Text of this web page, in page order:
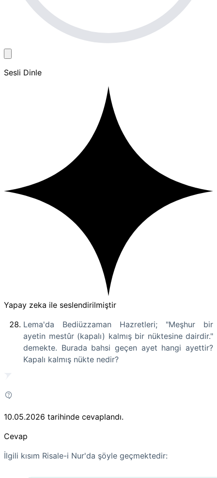
Sesli Dinle
Yapay zeka ile seslendirilmiştir
Lema'da Bediüzzaman Hazretleri; "Meşhur bir
ayetin mestûr (kapalı) kalmış bir nüktesine dairdir."
demekte. Burada bahsi geçen ayet hangi ayettir?
Kapalı kalmış nükte nedir?
10.05.2026 tarihinde cevaplandı.
Cevap
İlgili kısım Risale-i Nur'da şöyle geçmektedir: